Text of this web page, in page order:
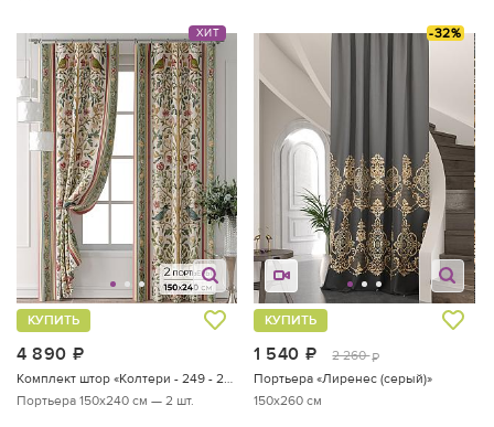
ХИТ
4 890
КУПИТЬ
Портьера 150х240 см — 2 шт.
-32%
1 540 руб.
2 260 руб.
КУПИТЬ
Портьера «Лиренес (серый)»
150x260 см